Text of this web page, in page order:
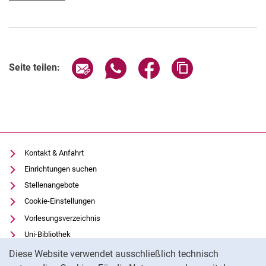
Diese Website verwendet ausschließlich technisch
Seite teilen: Seite über E-Mail teilen
Seite über WhatsApp teilen
Seite über Facebook
Kontakt & Anfahrt
Einrichtungen suchen
Stellenangebote
Cookie-Einstellungen
Vorlesungsverzeichnis
Uni-Bibliothek
Moodle